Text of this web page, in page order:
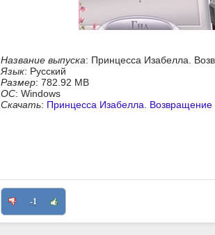
Название выпуска: Принцесса Изабелла.
Язык: Русский
Размер: 782.92 MB
ОС: Windows
Скачать: Принцесса Изабелла. Возвращение
-1